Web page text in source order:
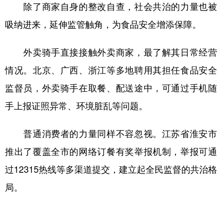
除了商家自身的整改自查，社会共治的力量也被
吸纳进来，延伸监管触角，为食品安全增添保障。
外卖骑手直接接触外卖商家，最了解其日常经营
情况。北京、广西、浙江等多地聘用其担任食品安全
监督员，外卖骑手在取餐、配送途中，可通过手机随
手上报证照异常、环境脏乱等问题。
普通消费者的力量同样不容忽视。江苏省淮安市
推出了覆盖全市的网络订餐有奖举报机制，举报可通
过12315热线等多渠道提交，建立起全民监督的共治格
局。